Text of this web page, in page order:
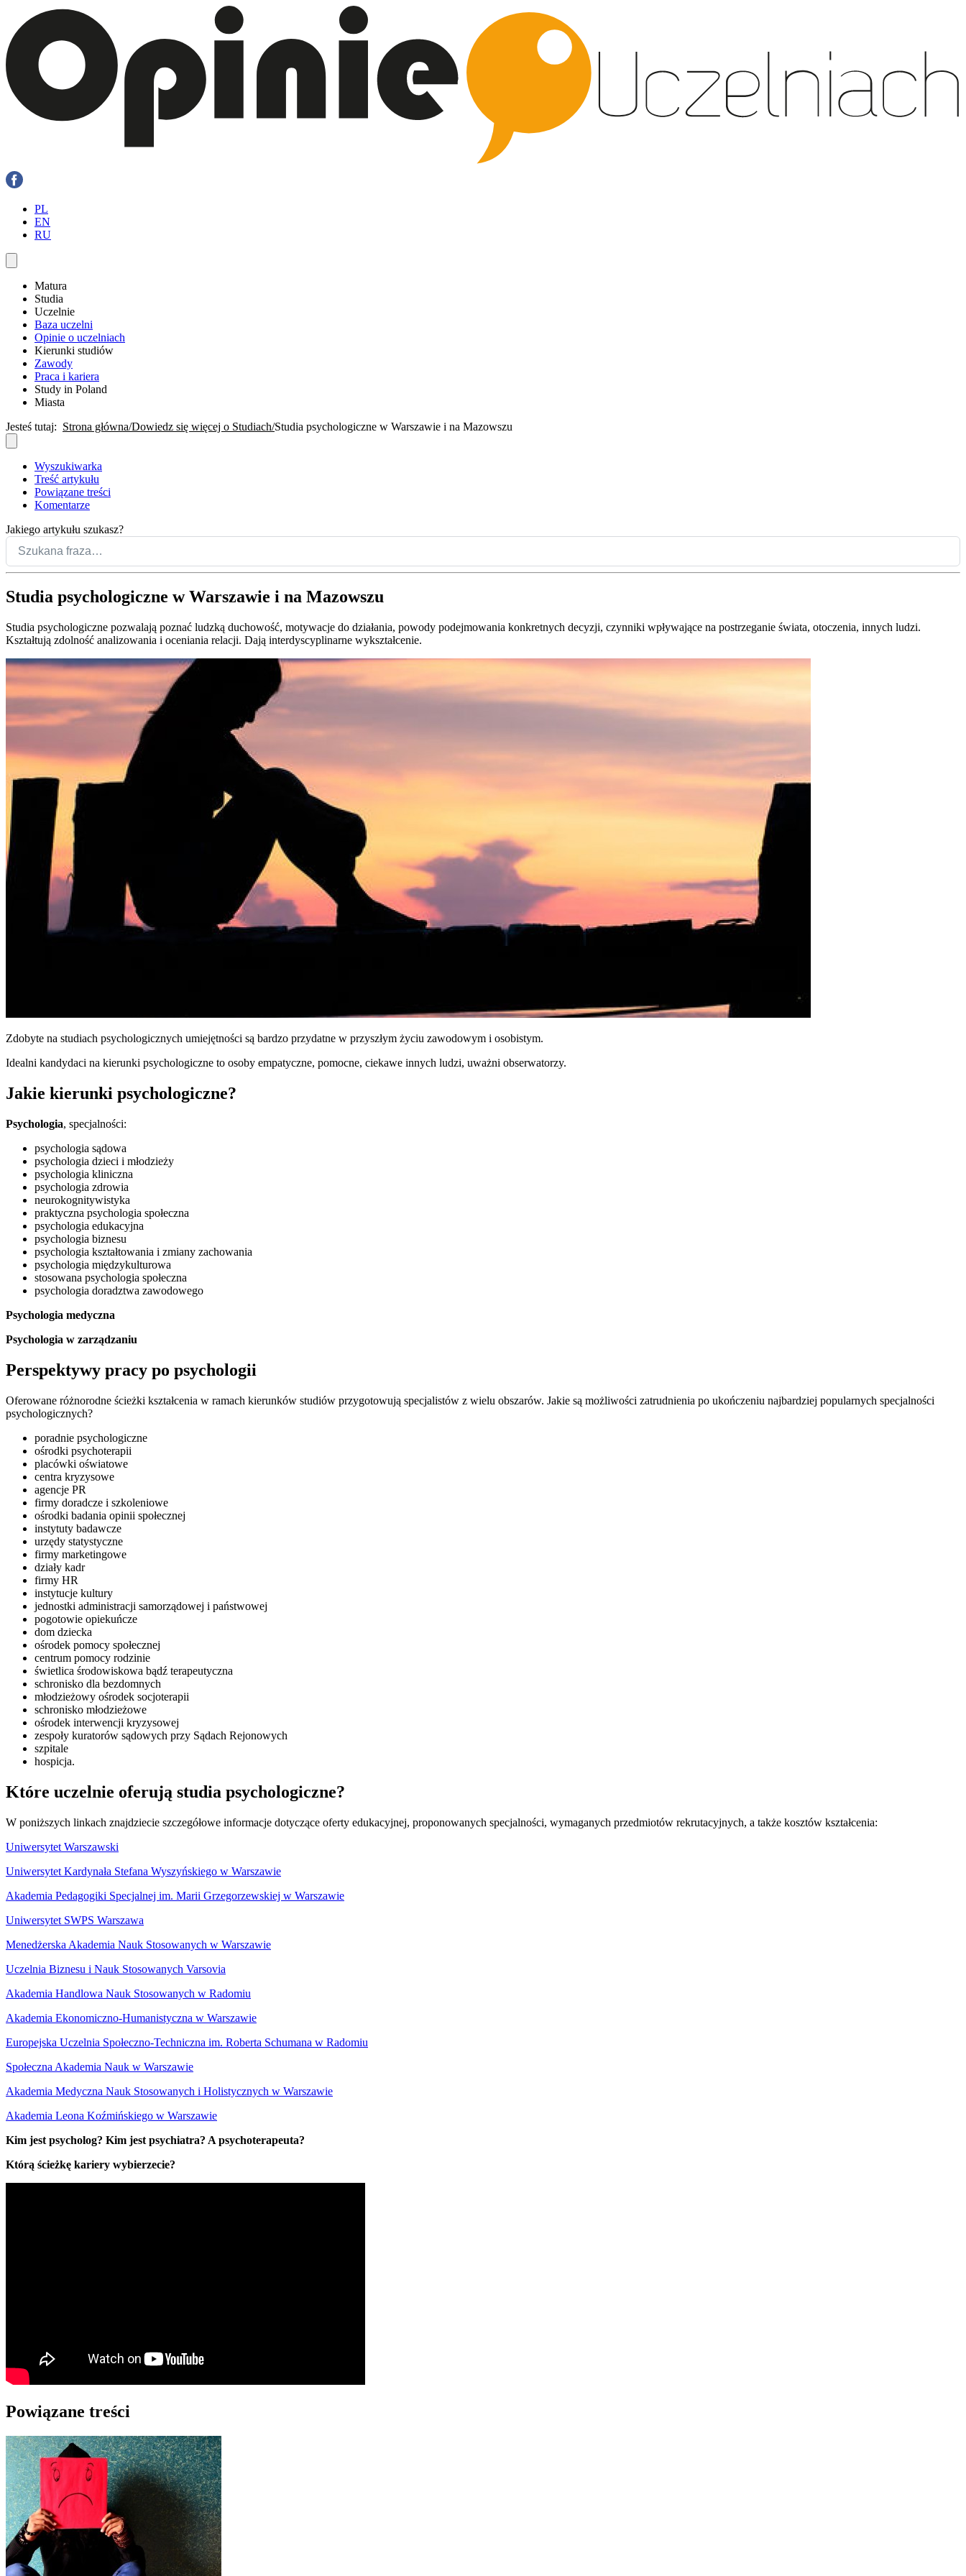
PL
EN
RU
Matura
Studia
Uczelnie
Baza uczelni
Opinie o uczelniach
Kierunki studiów
Zawody
Praca i kariera
Study in Poland
Miasta
Jesteś tutaj: Strona główna Dowiedz się więcej o Studiach Studia psychologiczne w Warszawie i na Mazowszu
Wyszukiwarka
Treść artykułu
Powiązane treści
Komentarze
Jakiego artykułu szukasz?
Studia psychologiczne w Warszawie i na Mazowszu
Studia psychologiczne pozwalają poznać ludzką duchowość, motywacje do działania, powody podejmowania konkretnych decyzji, czynniki wpływające na postrzeganie świata, otoczenia, innych ludzi.
Kształtują zdolność analizowania i oceniania relacji. Dają interdyscyplinarne wykształcenie.
Zdobyte na studiach psychologicznych umiejętności są bardzo przydatne w przyszłym życiu zawodowym i osobistym.
Idealni kandydaci na kierunki psychologiczne to osoby empatyczne, pomocne, ciekawe innych ludzi, uważni obserwatorzy.
Jakie kierunki psychologiczne?
Psychologia, specjalności:
psychologia sądowa
psychologia dzieci i młodzieży
psychologia kliniczna
psychologia zdrowia
neurokognitywistyka
praktyczna psychologia społeczna
psychologia edukacyjna
psychologia biznesu
psychologia kształtowania i zmiany zachowania
psychologia międzykulturowa
stosowana psychologia społeczna
psychologia doradztwa zawodowego
Psychologia medyczna
Psychologia w zarządzaniu
Perspektywy pracy po psychologii
Oferowane różnorodne ścieżki kształcenia w ramach kierunków studiów przygotowują specjalistów z wielu obszarów. Jakie są możliwości zatrudnienia po ukończeniu najbardziej popularnych specjalności
psychologicznych?
poradnie psychologiczne
ośrodki psychoterapii
placówki oświatowe
centra kryzysowe
agencje PR
firmy doradcze i szkoleniowe
ośrodki badania opinii społecznej
instytuty badawcze
urzędy statystyczne
firmy marketingowe
działy kadr
firmy HR
instytucje kultury
jednostki administracji samorządowej i państwowej
pogotowie opiekuńcze
dom dziecka
ośrodek pomocy społecznej
centrum pomocy rodzinie
świetlica środowiskowa bądź terapeutyczna
schronisko dla bezdomnych
młodzieżowy ośrodek socjoterapii
schronisko młodzieżowe
ośrodek interwencji kryzysowej
zespoły kuratorów sądowych przy Sądach Rejonowych
szpitale
hospicja.
Które uczelnie oferują studia psychologiczne?
W poniższych linkach znajdziecie szczegółowe informacje dotyczące oferty edukacyjnej, proponowanych specjalności, wymaganych przedmiotów rekrutacyjnych, a także kosztów kształcenia:
Uniwersytet Warszawski
Uniwersytet Kardynała Stefana Wyszyńskiego w Warszawie
Akademia Pedagogiki Specjalnej im. Marii Grzegorzewskiej w Warszawie
Uniwersytet SWPS Warszawa
Menedżerska Akademia Nauk Stosowanych w Warszawie
Uczelnia Biznesu i Nauk Stosowanych Varsovia
Akademia Handlowa Nauk Stosowanych w Radomiu
Akademia Ekonomiczno-Humanistyczna w Warszawie
Europejska Uczelnia Społeczno-Techniczna im. Roberta Schumana w Radomiu
Społeczna Akademia Nauk w Warszawie
Akademia Medyczna Nauk Stosowanych i Holistycznych w Warszawie
Akademia Leona Koźmińskiego w Warszawie
Kim jest psycholog? Kim jest psychiatra? A psychoterapeuta?
Którą ścieżkę kariery wybierzecie?
Powiązane treści